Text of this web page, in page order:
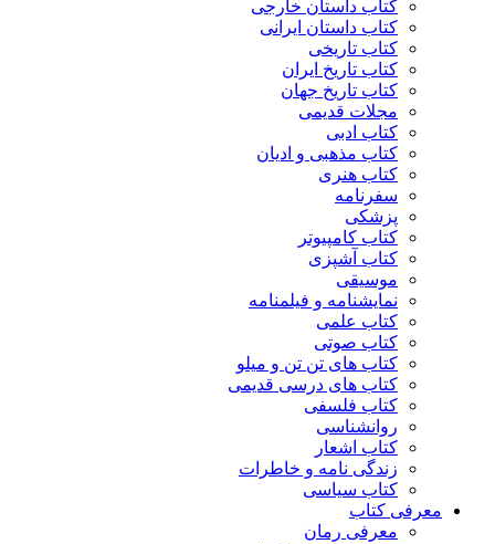
کتاب داستان خارجی
کتاب داستان ایرانی
کتاب تاریخی
کتاب تاریخ ایران
کتاب تاریخ جهان
مجلات قدیمی
کتاب ادبی
کتاب مذهبی و ادیان
کتاب هنری
سفرنامه
پزشکی
کتاب کامپیوتر
کتاب آشپزی
موسیقی
نمایشنامه و فیلمنامه
کتاب علمی
کتاب صوتی
کتاب های تن تن و میلو
کتاب های درسی قدیمی
کتاب فلسفی
روانشناسی
کتاب اشعار
زندگی نامه و خاطرات
کتاب سیاسی
معرفی کتاب
معرفی رمان